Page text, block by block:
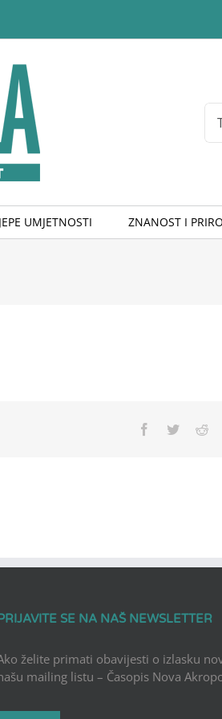
for:
UMJETNOSTI ZNANOST I
Facebook
Twitter
SE NA NAŠ NEWSLETTER
želite primati obavijesti o izlasku
mailing listu – Časopis Nova